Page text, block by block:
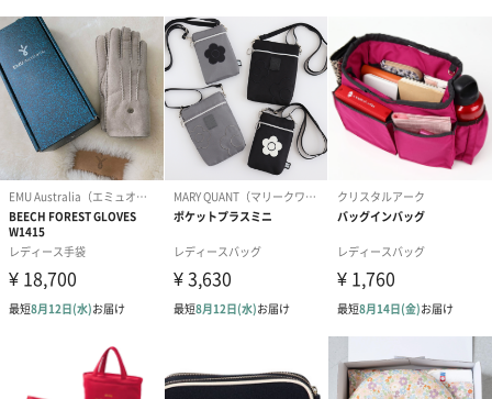
プリザーブドフラワー
ブーケ（ピンク）
（2,580円）
プリザーブドフラワー
ブーケ（ブルー）
（2,580円）
アミュレット
ク）（1,500円
ぬいぐるみ
愛らしいぬいぐるみを同梱してお届けします。
誕生日・記念日・出産祝いなどのシーンにおすすめです。